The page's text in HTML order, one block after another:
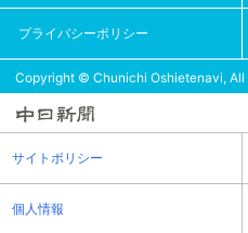
プライバシーポリシー
Copyright © Chunichi Oshietenavi, All
サイトポリシー
個人情報